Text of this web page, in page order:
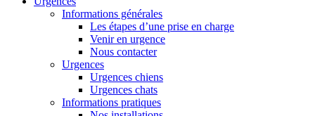
Informations générales
Les étapes d’une prise en charge
Venir en urgence
Nous contacter
Urgences
Urgences chiens
Urgences chats
Informations pratiques